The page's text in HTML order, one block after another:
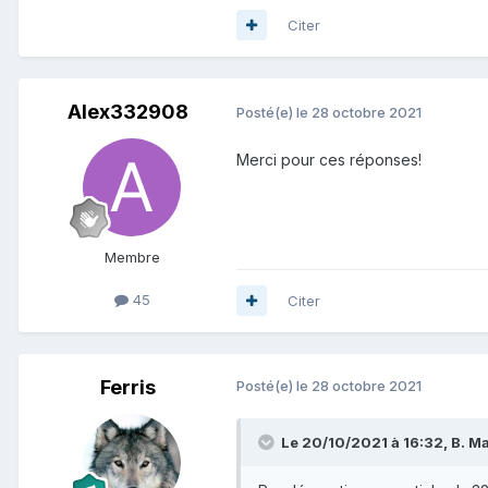
Citer
Alex332908
Membre
45
Posté(e) le 28 octobre 2021
Merci pour ces réponses!
Citer
Ferris Posté(e) le 28 octobre 2021
Le 20/10/2021 à 16:32, B.